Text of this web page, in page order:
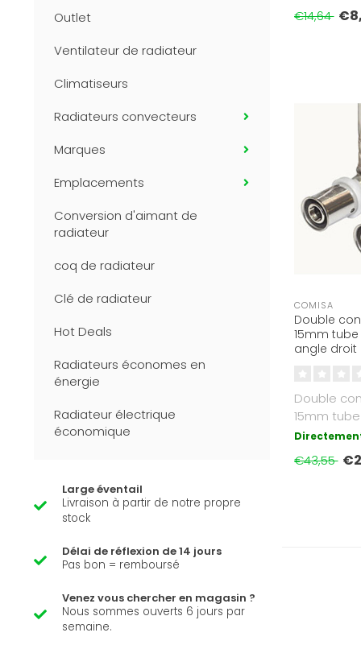
Outlet
Ventilateur de radiateur
Climatiseurs
Radiateurs convecteurs
Marques
Emplacements
Conversion d'aimant de
radiateur
coq de radiateur
Clé de radiateur
Hot Deals
Radiateurs économes en
énergie
Radiateur électrique
économique
Large éventail
Livraison à partir de notre propre
stock
Délai de réflexion de 14 jours
Pas bon = remboursé
Venez vous chercher en magasin ?
Nous sommes ouverts 6 jours par
semaine.
€14,64
COMISA
Double
15mm
angle droit
radiateur
Double
15mm
angle
€43,55